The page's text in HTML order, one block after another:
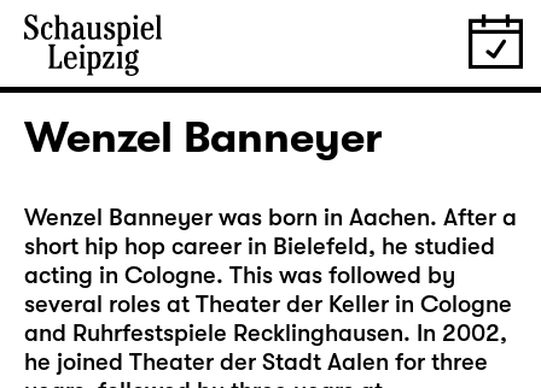
Wenzel Banneyer
Wenzel Banneyer was born in Aachen. After a
short hip hop career in Bielefeld, he studied
acting in Cologne. This was followed by
several roles at Theater der Keller in Cologne
and Ruhrfestspiele Recklinghausen. In 2002,
he joined Theater der Stadt Aalen for three